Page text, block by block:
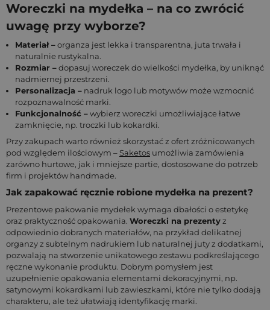
Woreczki na mydełka – na co zwrócić
uwagę przy wyborze?
Materiał –organza jest lekka i transparentna, juta trwała i
naturalnie rustykalna.
Rozmiar –dopasuj woreczek do wielkości mydełka, by uniknąć
nadmiernej przestrzeni.
Personalizacja – nadruk logo lub motywów może wzmocnić
rozpoznawalność marki.
Funkcjonalność –wybierz woreczki umożliwiające łatwe
zamknięcie, np. troczki lub kokardki.
Przy zakupach warto również skorzystać z ofert zróżnicowanych
pod względem ilościowym – Saketos umożliwia zamówienia
zarówno hurtowe, jak i mniejsze partie, dostosowane do potrzeb
firm i projektów handmade.
Jak zapakować ręcznie robione mydełka na prezent?
Prezentowe pakowanie mydełek wymaga dbałości o estetykę
oraz praktyczność opakowania. Woreczki na prezentyz
odpowiednio dobranych materiałów, na przykład delikatnej
organzy z subtelnym nadrukiem lub naturalnej juty z dodatkami,
pozwalają na stworzenie unikatowego zestawu podkreślającego
ręczne wykonanie produktu. Dobrym pomysłem jest
uzupełnienie opakowania elementami dekoracyjnymi, np.
satynowymi kokardkami lub zawieszkami, które nie tylko dodają
charakteru, ale też ułatwiają identyfikację marki.